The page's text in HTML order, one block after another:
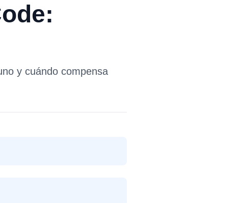
y cuándo compensa